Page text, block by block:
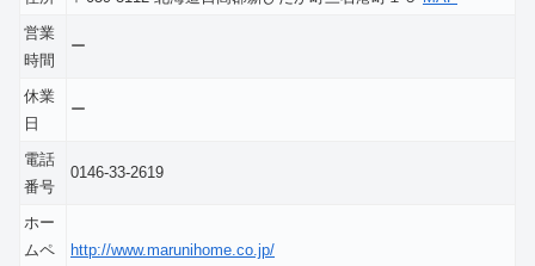
営業
時間
ー
休業
日
ー
電話
番号
0146-33-2619
ホー
ムペ
http://www.marunihome.co.jp/